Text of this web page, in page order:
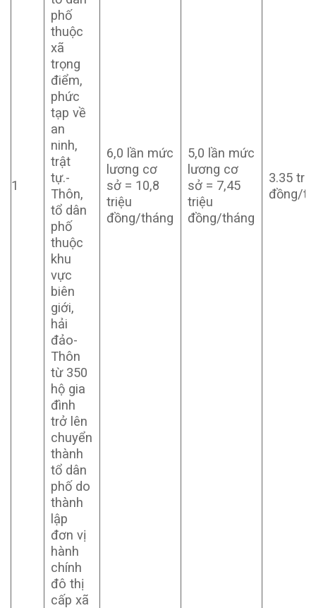
1
phố
thuộc
xã
trọng
điểm,
phức
tạp về
an
ninh,
trật
tự.-
Thôn,
tổ dân
phố
thuộc
khu
vực
biên
giới,
hải
đảo-
Thôn
từ 350
hộ gia
đình
trở lên
chuyển
thành
tổ dân
phố do
thành
lập
đơn vị
hành
chính
đô thị
cấp xã
6,0 lần mức
lương cơ
sở = 10,8
triệu
đồng/tháng
5,0 lần mức
lương cơ
sở = 7,45
triệu
đồng/tháng
3.35
đồng/